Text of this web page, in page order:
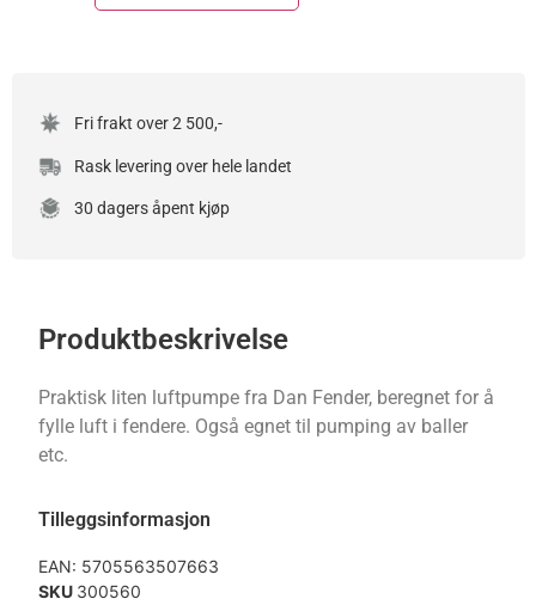
Fri frakt over 2 500,-
Rask levering over hele landet
30 dagers åpent kjøp
Produktbeskrivelse
Praktisk liten luftpumpe fra Dan Fender, beregnet for å
fylle luft i fendere. Også egnet til pumping av baller
etc.
Tilleggsinformasjon
EAN: 5705563507663
SKU 300560